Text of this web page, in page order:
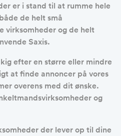
er i stand til at rumme hele
de helt små
virksomheder og de helt
Saxis.
efter en større eller mindre
at finde annoncer på vores
overens med dit ønske.
og
der lever op til dine